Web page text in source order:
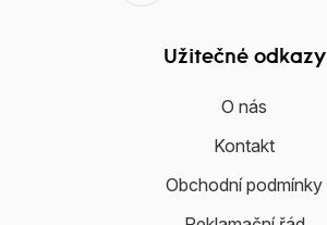
Užitečné odkazy
O nás
Kontakt
Obchodní podmínky